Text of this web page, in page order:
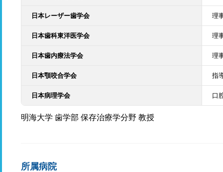
日本レーザー歯学会 理
日本歯科東洋医学会 理
日本歯内療法学会 理
日本顎咬合学会 指
日本病理学会 口
明海大学 歯学部 保存治療学分野 教授
所属病院